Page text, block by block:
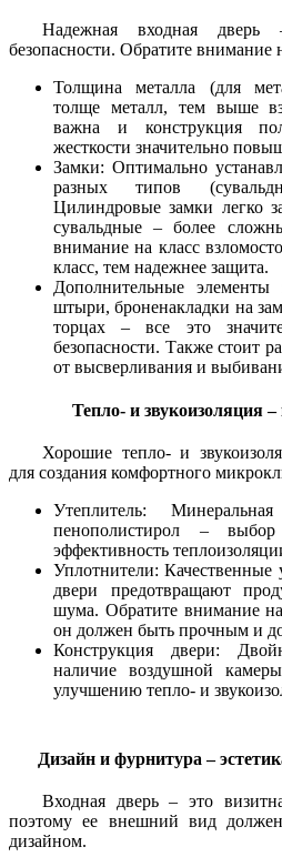
Надежная входная
безопасности. Обратите
Толщина металла (для
толще металл, тем выше
важна и конструкция
жесткости значительно
Замки: Оптимально
разных типов
Цилиндровые замки легко
сувальдные – более
внимание на класс
класс, тем надежнее защита.
Дополнительные
штыри, броненакладки на
торцах – все это
безопасности. Также стоит
от высверливания и
Тепло- и звукоизоляция
Хорошие тепло- и
для создания комфортного
Утеплитель:
пенополистирол –
эффективность
Уплотнители: Качественные
двери предотвращают
шума. Обратите внимание
он должен быть прочным и
Конструкция двери:
наличие воздушной
улучшению тепло- и
Дизайн и фурнитура –
Входная дверь – это
поэтому ее внешний вид
дизайном.